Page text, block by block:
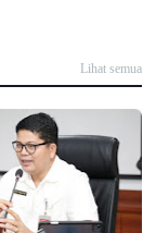
Lihat semua